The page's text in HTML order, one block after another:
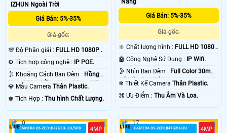
IZHUN Ngoài Trời
Giá Bán: 5%-35%
Giá gốc:
💯 Độ Phân giải : FULL HD 1080P .
⚙ Tích hợp công nghệ :
IP POE.
🌛 Khoảng Cách Ban Đêm : Hồng
Ngoại 30m Hồng Ngoại Smart IR.
💎 Mẫu Camera Thân Plastic.
️♚ Tích Hợp : Thu hình Chất Lượng.
Năng
Giá Bán: 5%-35%
Giá gốc:
🔆 Chất lượng hình : FULL HD 1080P
.
🤖️ Công Nghệ Sử Dụng :
IP Wifi.
🌛 Nhìn Ban Đêm : Full Color 30m
Có Màu Ban Ðêm.
❄ Thiết Kế CameraThân Plastic.
️⌘ Ưu Điểm :Thu Âm Và Loa.
0 17